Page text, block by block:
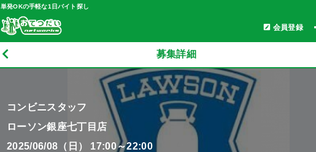
単発OKの手軽な1日バイト探し
会員登録
募集詳細
コンビニスタッフ
ローソン銀座七丁目店
2025/06/08（日） 17:00～22:00